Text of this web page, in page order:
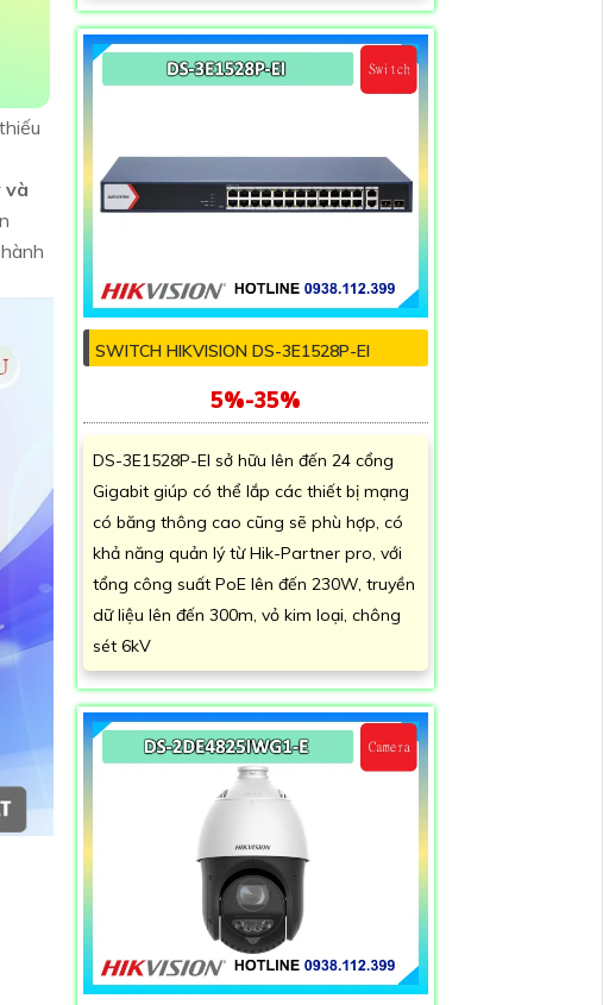
và
SWITCH HIKVISION DS-3E1528P-EI
5%-35%
DS-3E1528P-EI sở hữu lên đến 24 cổng
Gigabit giúp có thể lắp các thiết bị mạng
có băng thông cao cũng sẽ phù hợp, có
khả năng quản lý từ Hik-Partner pro, với
tổng công suất PoE lên đến 230W, truyền
dữ liệu lên đến 300m, vỏ kim loại, chông
sét 6kV